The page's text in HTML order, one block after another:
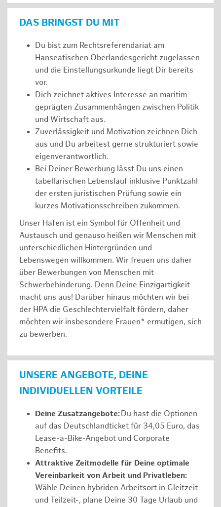
DAS BRINGST DU MIT
Du bist zum Rechtsreferendariat am
Hanseatischen Oberlandesgericht zugelassen
und die Einstellungsurkunde liegt Dir bereits
vor.
Dich zeichnet aktives Interesse an maritim
geprägten Zusammenhängen zwischen Politik
und Wirtschaft aus.
Zuverlässigkeit und Motivation zeichnen Dich
aus und Du arbeitest gerne strukturiert sowie
eigenverantwortlich.
Bei Deiner Bewerbung lässt Du uns einen
tabellarischen Lebenslauf inklusive Punktzahl
der ersten juristischen Prüfung sowie ein
kurzes Motivationsschreiben zukommen.
Unser Hafen ist ein Symbol für Offenheit und
Austausch und genauso heißen wir Menschen mit
unterschiedlichen Hintergründen und
Lebenswegen willkommen. Wir freuen uns daher
über Bewerbungen von Menschen mit
Schwerbehinderung. Denn Deine Einzigartigkeit
macht uns aus! Darüber hinaus möchten wir bei
der HPA die Geschlechtervielfalt fördern, daher
möchten wir insbesondere Frauen* ermutigen, sich
zu bewerben.
UNSERE ANGEBOTE, DEINE
INDIVIDUELLEN VORTEILE
Deine Zusatzangebote: Du hast die Optionen
auf das Deutschlandticket für 34,05 Euro, das
Lease-a-Bike-Angebot und Corporate
Benefits.
Attraktive Zeitmodelle für Deine optimale
Vereinbarkeit von Arbeit und Privatleben:
Wähle Deinen hybriden Arbeitsort in Gleitzeit
und Teilzeit-, plane Deine 30 Tage Urlaub und